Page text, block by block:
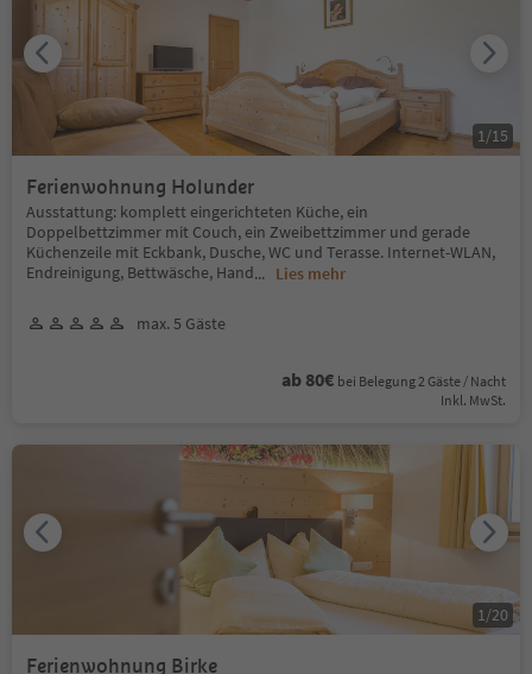
Ferienwohnung Holunder
Ausstattung: komplett eingerichteten Küche, ein
Doppelbettzimmer mit Couch, ein Zweibettzimmer und gerade
Küchenzeile mit Eckbank, Dusche, WC und Terasse. Internet-WLAN,
Endreinigung, Bettwäsche, Hand... Lies mehr
max. 5 Gäste
ab 80€ bei Belegung 2 Gäste / Nacht
Inkl. MwSt.
1 /15
Ferienwohnung Birke
1 /20